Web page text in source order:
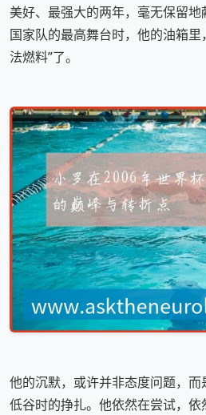
美好、最强大的两年，毫无保留
国家队的最高舞台时，他的油箱
法燃料”了。
他的沉默，或许并非态度问题，
低谷时的挣扎。他依然在尝试，